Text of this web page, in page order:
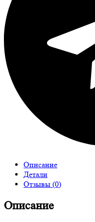
Описание
Детали
Отзывы (0)
Описание